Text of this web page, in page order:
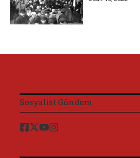
Sosyalist Gündem